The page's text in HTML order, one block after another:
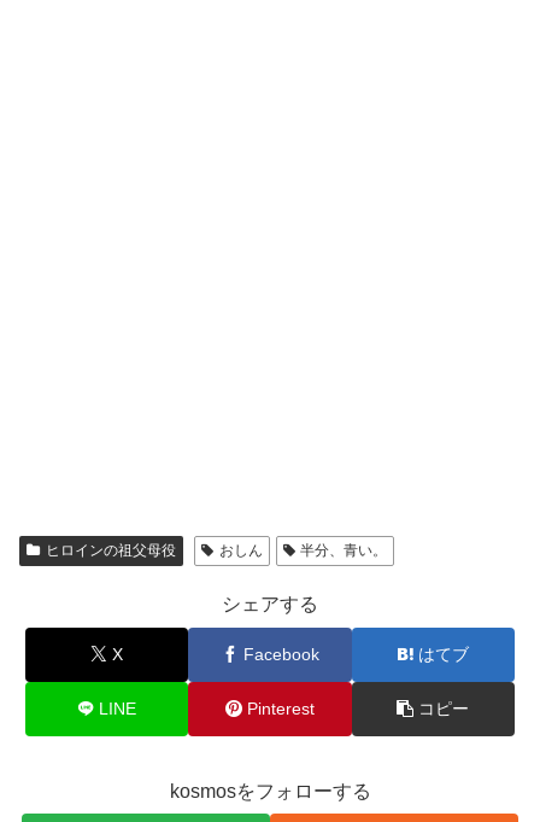
ヒロインの祖父母役 おしん 半分、青い。
シェアする
X Facebook はてブ
LINE Pinterest コピー
kosmosをフォローする